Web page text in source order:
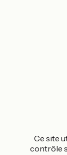
Je
Recevez le
boîte mail
Mon adresse
Conditions
Ce site
contrôle